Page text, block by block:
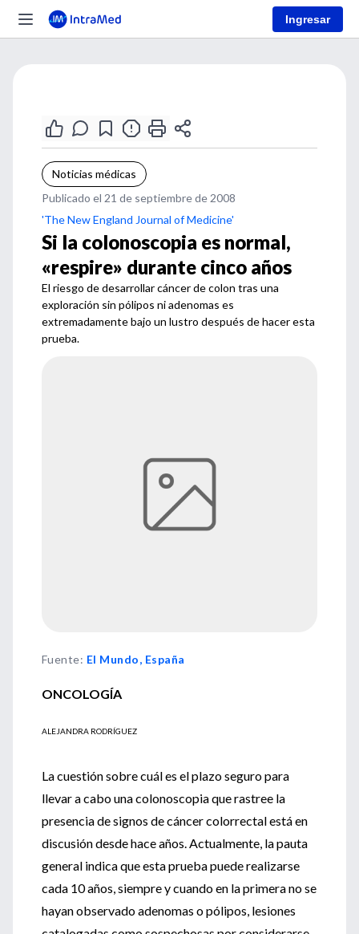
Ingresar
Noticias médicas
Publicado el 21 de septiembre de 2008
'The New England Journal of Medicine'
Si la colonoscopia es normal,
«respire» durante cinco años
El riesgo de desarrollar cáncer de colon tras una
exploración sin pólipos ni adenomas es
extremadamente bajo un lustro después de hacer esta
prueba.
Fuente: El Mundo, España
ONCOLOGÍA
ALEJANDRA RODRÍGUEZ
La cuestión sobre cuál es el plazo seguro para
llevar a cabo una colonoscopia que rastree la
presencia de signos de cáncer colorrectal está en
discusión desde hace años. Actualmente, la pauta
general indica que esta prueba puede realizarse
cada 10 años, siempre y cuando en la primera no se
hayan observado adenomas o pólipos, lesiones